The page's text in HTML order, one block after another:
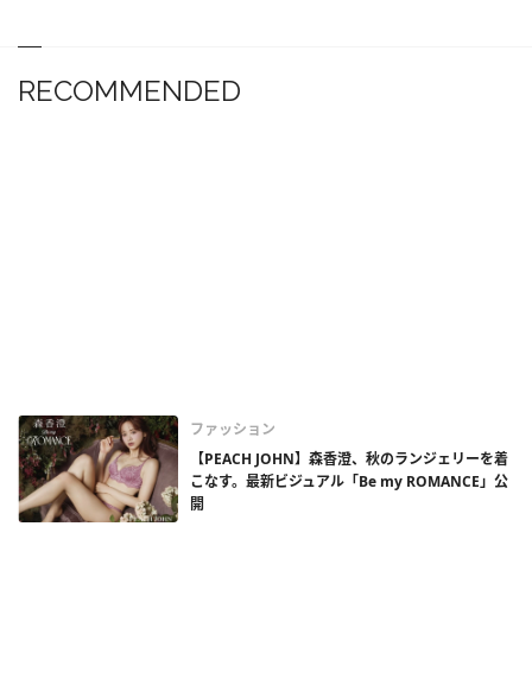
RECOMMENDED
ファッション
【PEACH JOHN】森香澄、秋のランジェリーを着
こなす。最新ビジュアル「Be my ROMANCE」公
開